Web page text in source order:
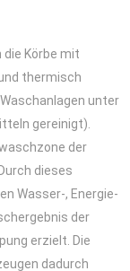
die Körbe mit
thermisch
unter
gereinigt).
der
dieses
Wasser-, Energie-
der
erzielt. Die
dadurch